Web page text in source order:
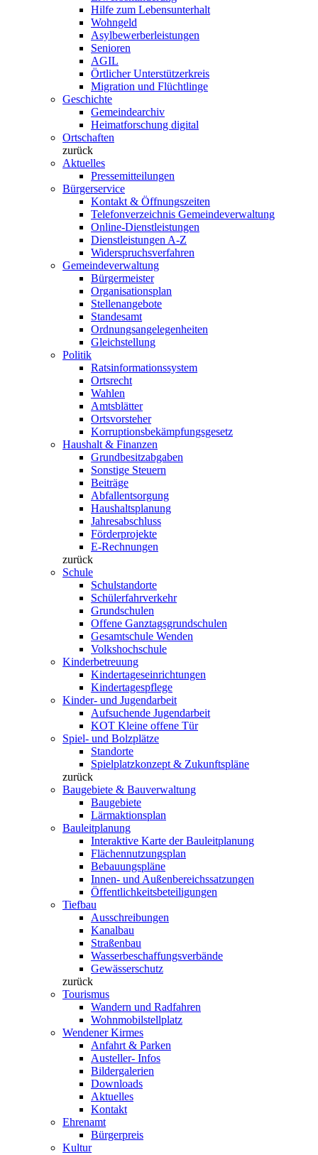
Hilfe zum Lebensunterhalt
Wohngeld
Asylbewerberleistungen
Senioren
AGIL
Örtlicher Unterstützerkreis
Migration und Flüchtlinge
Geschichte
Gemeindearchiv
Heimatforschung digital
Ortschaften
zurück
Aktuelles
Pressemitteilungen
Bürgerservice
Kontakt & Öffnungszeiten
Telefonverzeichnis Gemeindeverwaltung
Online-Dienstleistungen
Dienstleistungen A-Z
Widerspruchsverfahren
Gemeindeverwaltung
Bürgermeister
Organisationsplan
Stellenangebote
Standesamt
Ordnungsangelegenheiten
Gleichstellung
Politik
Ratsinformationssystem
Ortsrecht
Wahlen
Amtsblätter
Ortsvorsteher
Korruptionsbekämpfungsgesetz
Haushalt & Finanzen
Grundbesitzabgaben
Sonstige Steuern
Beiträge
Abfallentsorgung
Haushaltsplanung
Jahresabschluss
Förderprojekte
E-Rechnungen
zurück
Schule
Schulstandorte
Schülerfahrverkehr
Grundschulen
Offene Ganztagsgrundschulen
Gesamtschule Wenden
Volkshochschule
Kinderbetreuung
Kindertageseinrichtungen
Kindertagespflege
Kinder- und Jugendarbeit
Aufsuchende Jugendarbeit
KOT Kleine offene Tür
Spiel- und Bolzplätze
Standorte
Spielplatzkonzept & Zukunftspläne
zurück
Baugebiete & Bauverwaltung
Baugebiete
Lärmaktionsplan
Bauleitplanung
Interaktive Karte der Bauleitplanung
Flächennutzungsplan
Bebauungspläne
Innen- und Außenbereichssatzungen
Öffentlichkeitsbeteiligungen
Tiefbau
Ausschreibungen
Kanalbau
Straßenbau
Wasserbeschaffungsverbände
Gewässerschutz
zurück
Tourismus
Wandern und Radfahren
Wohnmobilstellplatz
Wendener Kirmes
Anfahrt & Parken
Austeller- Infos
Bildergalerien
Downloads
Aktuelles
Kontakt
Ehrenamt
Bürgerpreis
Kultur